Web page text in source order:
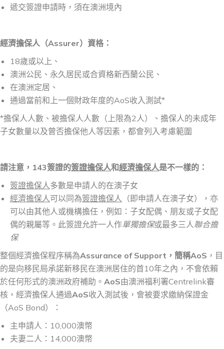
遞交簽證申請時，須在澳洲境內
經濟擔保人 （Assurer）資格：
18歲或以上、
澳洲公民、永久居民或合資格新西蘭公民、
在澳洲定居、
通過當前和上一個財政年度的AoS收入測試*
*擔保人人數、被擔保人人數（上限為2人）、擔保人的未成年
子女數量以及曾否擔保他人等因素，都會列入考慮範圍
請注意， 143簽證的簽證擔保人和經濟擔保人是不一樣的：
簽證擔保人多數是申請人的在澳子女
經濟擔保人可以同為簽證擔保人 （即申請人在澳子女），亦
可以由其他人或機構擔任，例如：子女配偶、朋友或子女配
偶的親屬等。此簽證允許一人作單獨擔保或最多三人聯合擔
保
整個經濟擔保程序稱為Assurance of Support ，簡稱AoS ，目
的是向移民局承諾新移民在澳洲居住的首10年之內，不會依賴
於任何形式的澳洲政府補助。 AoS由澳洲福利署Centrelink審
核，經濟擔保人通過AoS收入測試後，會被要求繳納保證金
（AoS Bond）：
主申請人：10,000澳幣
夫妻二人：14,000澳幣